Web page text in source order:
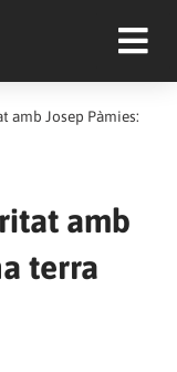
amb Josep Pàmies:
amb
terra